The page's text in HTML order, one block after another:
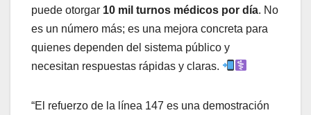
puede otorgar 10 mil turnos médicos por día. No
es un número más; es una mejora concreta para
quienes dependen del sistema público y
necesitan respuestas rápidas y claras.
“El refuerzo de la línea 147 es una demostración